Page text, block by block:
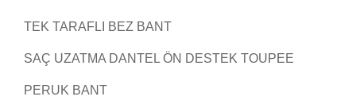
TEK TARAFLI BEZ BANT
SAÇ UZATMA DANTEL ÖN DESTEK TOUPEE
PERUK BANT